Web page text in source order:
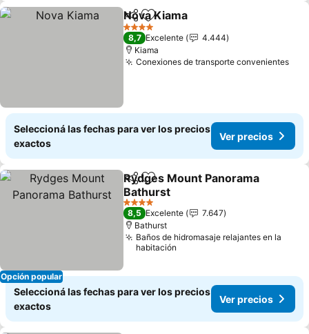
CompartirAñadir a favoritos
Nova Kiama
4 Estrellas
8,7 Excelente
4.444
Kiama
Conexiones de transporte convenientes
Seleccioná las fechas para ver los precios
exactos
Ver precios
Opción popular
CompartirAñadir a favoritos
Rydges Mount Panorama
Bathurst
4 Estrellas
8,5 Excelente
7.647
Bathurst
Baños de hidromasaje relajantes en la
habitación
Seleccioná las fechas para ver los precios
exactos
Ver precios